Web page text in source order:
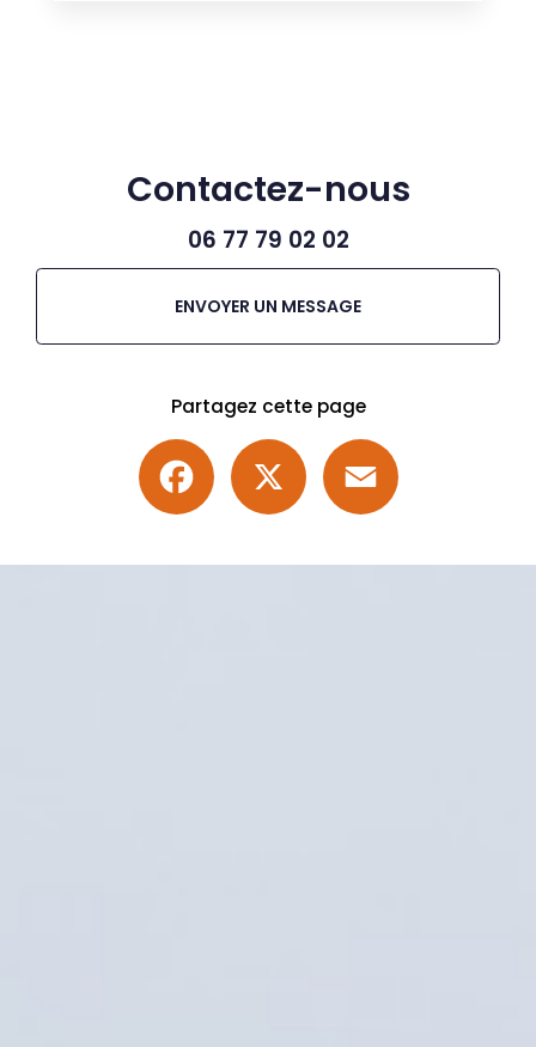
Contactez-nous
06 77 79 02 02
ENVOYER UN MESSAGE
Partagez cette page
Facebook